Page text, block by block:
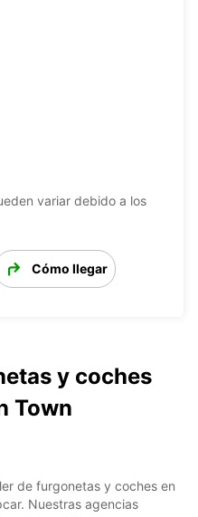
variar debido a los
Cómo llegar
y coches
Town
de furgonetas y coches en
Nuestras agencias